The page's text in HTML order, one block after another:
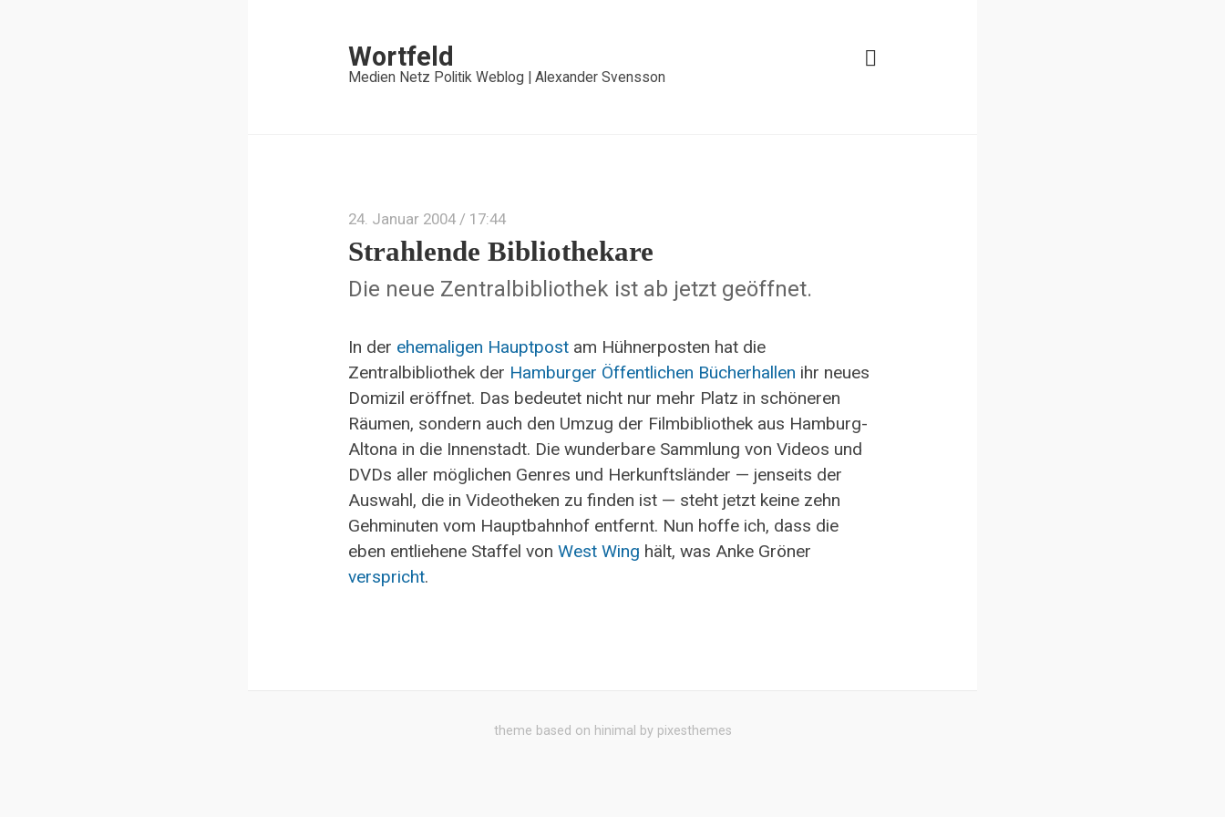
Wortfeld
Medien Netz Politik Weblog | Alexander Svensson
24. Januar 2004 / 17:44
Strahlende Bibliothekare
Die neue Zentralbibliothek ist ab jetzt geöffnet.
In der ehemaligen Hauptpost am Hühnerposten hat die
Zentralbibliothek der Hamburger Öffentlichen Bücherhallen ihr neues
Domizil eröffnet. Das bedeutet nicht nur mehr Platz in schöneren
Räumen, sondern auch den Umzug der Filmbibliothek aus Hamburg-
Altona in die Innenstadt. Die wunderbare Sammlung von Videos und
DVDs aller möglichen Genres und Herkunftsländer — jenseits der
Auswahl, die in Videotheken zu finden ist — steht jetzt keine zehn
Gehminuten vom Hauptbahnhof entfernt. Nun hoffe ich, dass die
eben entliehene Staffel von West Wing hält, was Anke Gröner
verspricht.
theme based on hinimal by pixesthemes